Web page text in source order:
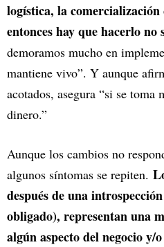
logística, la
entonces hay que hacerlo
demoramos mucho en
mantiene vivo”. Y aunque
acotados, asegura “si se toma
dinero.”
Aunque los cambios no
algunos síntomas se repiten.
después de una
obligado), representan una
algún aspecto del negocio y/